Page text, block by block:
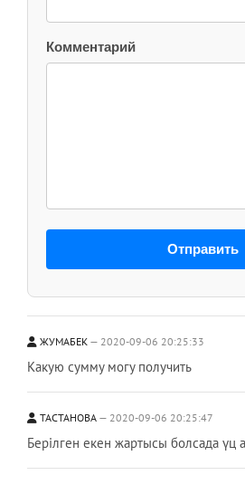
Комментарий
Отправить
ЖУМАБЕК 2020-09-06 20:25:33
Какую сумму могу получить
ТАСТАНОВА 2020-09-06 20:25:47
Берілген екен жартысы болсада үц